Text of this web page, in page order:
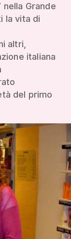
Grande
la vita di
altri,
italiana
del primo